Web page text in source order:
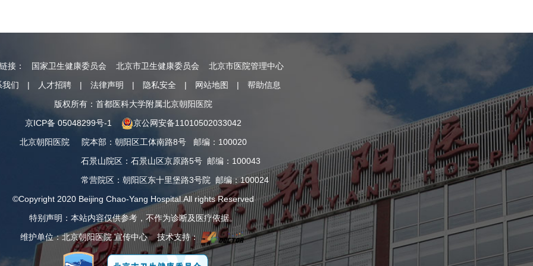
接： 国家卫生健康委员会 北京市卫生健康委员会
北京市医院管理中心
我们
| 人才招聘 | 法律声明 | 隐私安全 | 网站地图 |
帮助信息
版权所有：首都医科大学附属北京朝阳医院
京ICP备 05048299号-1
京公网安备11010502033042
北京朝阳医院
院本部 ： 朝阳区工体南路8号 邮编：100020
石景山院区 ： 石景山区京原路5号 邮编：100043
常营院区 ： 朝阳区东十里堡路3号院 邮编：100024
©Copyright 2020 Beijing Chao-Yang Hospital.All rights Reserved
特别声明：本站内容仅供参考，不作为诊断及医疗依据。
维护单位：北京朝阳医院 宣传中心 技术支持：